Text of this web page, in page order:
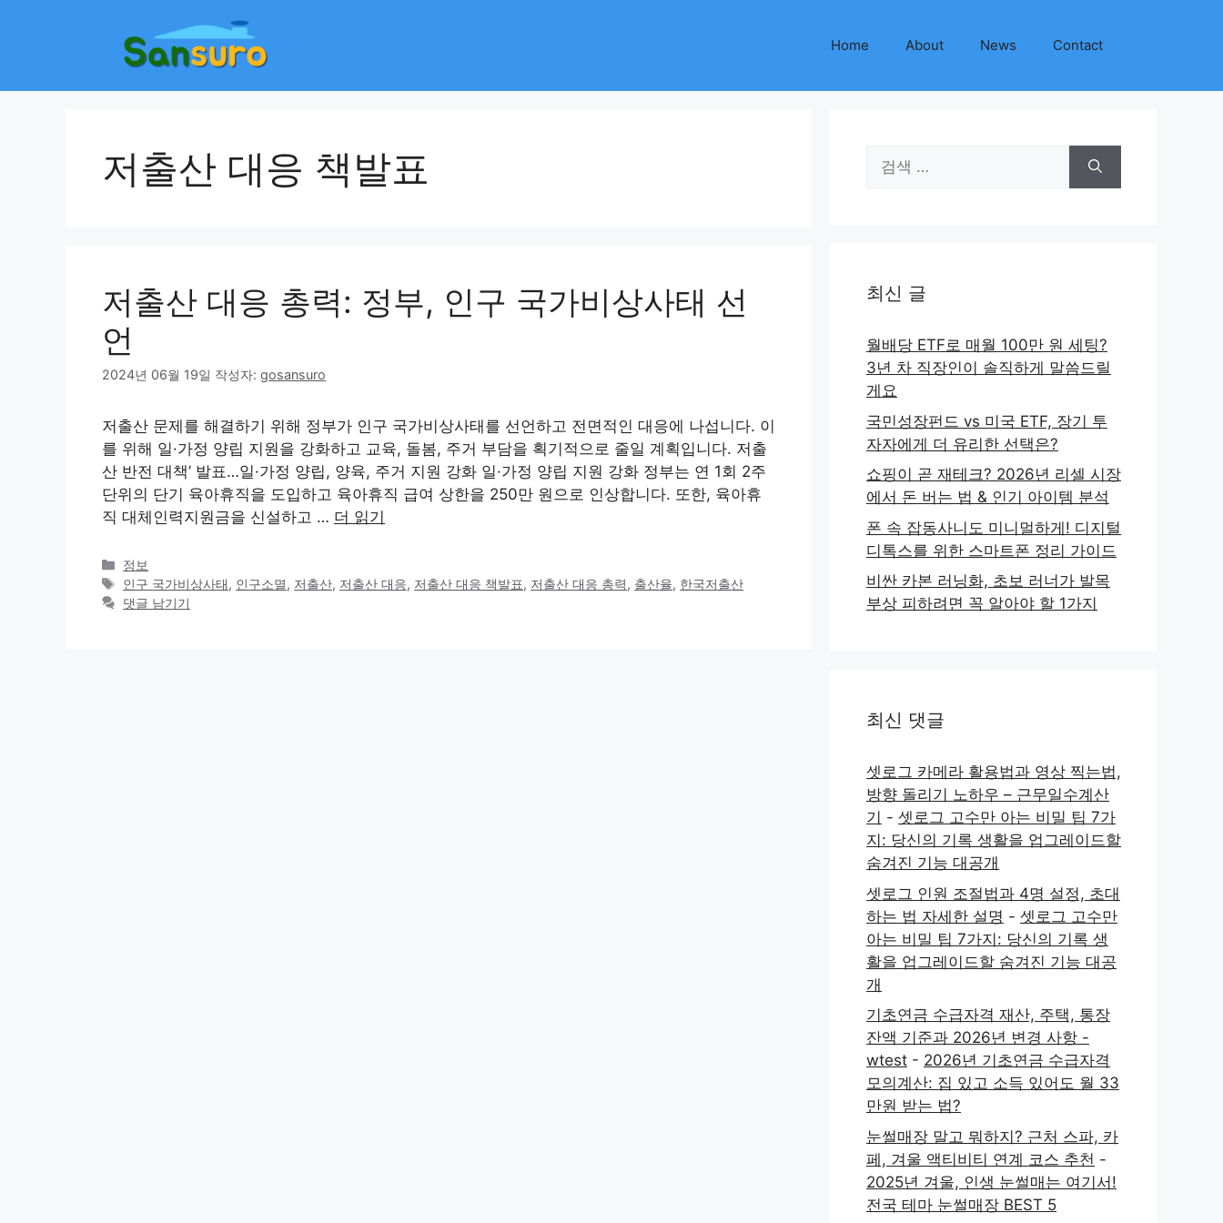
Home About News Contact
저출산 대응 책발표
저출산 대응 총력: 정부, 인구 국가비상사태 선
언
2024년 06월 19일 작성자: gosansuro
저출산 문제를 해결하기 위해 정부가 인구 국가비상사태를 선언하고 전면적인 대응에 나섭니다. 이
를 위해 일·가정 양립 지원을 강화하고 교육, 돌봄, 주거 부담을 획기적으로 줄일 계획입니다. 저출
산 반전 대책’ 발표…일·가정 양립, 양육, 주거 지원 강화 일·가정 양립 지원 강화 정부는 연 1회 2주
단위의 단기 육아휴직을 도입하고 육아휴직 급여 상한을 250만 원으로 인상합니다. 또한, 육아휴
직 대체인력지원금을 신설하고 … 더 읽기
카
테
고
정보
태
그
인구 국가비상사태, 인구소멸, 저출산, 저출산 대응, 저출산 대응 책발표, 저출산 대응 총력, 출산율, 한국저출산
댓글 남기기
색:
최신 글
월배당 ETF로 매월 100만 원 세팅?
3년 차 직장인이 솔직하게 말씀드릴
게요
국민성장펀드 vs 미국 ETF, 장기 투
자자에게 더 유리한 선택은?
쇼핑이 곧 재테크? 2026년 리셀 시장
에서 돈 버는 법 & 인기 아이템 분석
폰 속 잡동사니도 미니멀하게! 디지털
디톡스를 위한 스마트폰 정리 가이드
비싼 카본 러닝화, 초보 러너가 발목
부상 피하려면 꼭 알아야 할 1가지
최신 댓글
셋로그 카메라 활용법과 영상 찍는법,
방향 돌리기 노하우 – 근무일수계산
기 - 셋로그 고수만 아는 비밀 팁 7가
지: 당신의 기록 생활을 업그레이드할
숨겨진 기능 대공개
셋로그 인원 조절법과 4명 설정, 초대
하는 법 자세한 설명 - 셋로그 고수만
아는 비밀 팁 7가지: 당신의 기록 생
활을 업그레이드할 숨겨진 기능 대공
개
기초연금 수급자격 재산, 주택, 통장
잔액 기준과 2026년 변경 사항 -
wtest - 2026년 기초연금 수급자격
모의계산: 집 있고 소득 있어도 월 33
만원 받는 법?
눈썰매장 말고 뭐하지? 근처 스파, 카
페, 겨울 액티비티 연계 코스 추천 -
2025년 겨울, 인생 눈썰매는 여기서!
전국 테마 눈썰매장 BEST 5